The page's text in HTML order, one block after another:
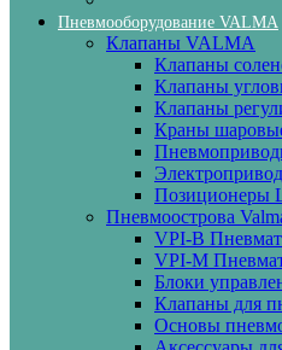
Пневмооборудование VALMA
Клапаны VALMA
Клапаны
Клапаны
Клапаны
Краны
Позиционеры
Пневмоострова
VPI-B
VPI-M
Блоки
Клапаны для
Основы